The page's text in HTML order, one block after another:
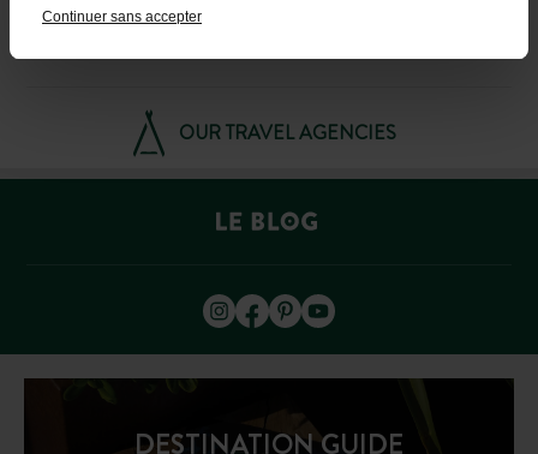
Continuer sans accepter
OUR TRAVEL AGENCIES
DESTINATION GUIDE